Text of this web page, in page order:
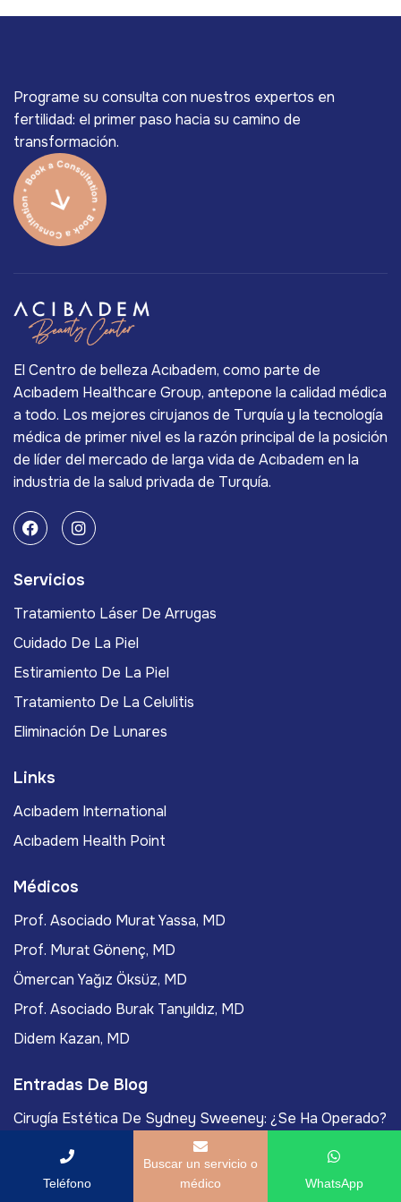
Programe su consulta con nuestros expertos en
fertilidad: el primer paso hacia su camino de
transformación.
El Centro de belleza Acıbadem, como parte de
Acıbadem Healthcare Group, antepone la calidad médica
a todo. Los mejores cirujanos de Turquía y la tecnología
médica de primer nivel es la razón principal de la posición
de líder del mercado de larga vida de Acıbadem en la
industria de la salud privada de Turquía.
Servicios
Tratamiento Láser De Arrugas
Cuidado De La Piel
Estiramiento De La Piel
Tratamiento De La Celulitis
Eliminación De Lunares
Links
Acıbadem International
Acıbadem Health Point
Médicos
Prof. Asociado Murat Yassa, MD
Prof. Murat Gönenç, MD
Ömercan Yağız Öksüz, MD
Prof. Asociado Burak Tanyıldız, MD
Didem Kazan, MD
Entradas De Blog
Cirugía Estética De Sydney Sweeney: ¿Se Ha Operado?
Semaglutida Vs Ozempic: ¿Cuál Es La Diferencia?
¿Se Ha Operado The Weeknd? Todos Los Rumores
Teléfono
Buscar un servicio o
médico
WhatsApp